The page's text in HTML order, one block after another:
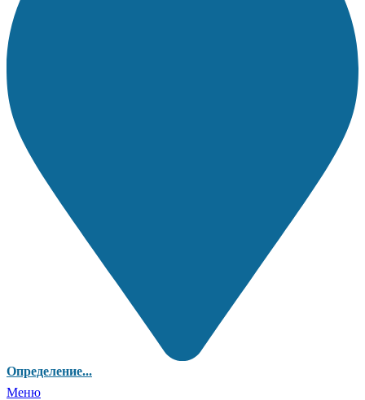
Определение...
Меню